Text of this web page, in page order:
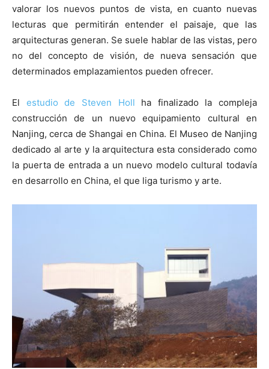
valorar los nuevos puntos de vista, en cuanto nuevas
lecturas que permitirán entender el paisaje, que las
arquitecturas generan. Se suele hablar de las vistas, pero
no del concepto de visión, de nueva sensación que
determinados emplazamientos pueden ofrecer.
El estudio de Steven Holl ha finalizado la compleja
construcción de un nuevo equipamiento cultural en
Nanjing, cerca de Shangai en China. El Museo de Nanjing
dedicado al arte y la arquitectura esta considerado como
la puerta de entrada a un nuevo modelo cultural todavía
en desarrollo en China, el que liga turismo y arte.